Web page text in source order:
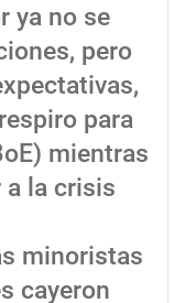
ya no se
pero
para
mientras
a la crisis
minoristas
cayeron